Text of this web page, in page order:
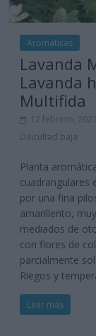
Aromáticas
Lavanda
Lavanda
Multifida
12 febrero, 2021
Dificultad baja
Planta
cuadrangulares
por una fina
amarillento,
mediados de
con flores de
parcialmente
Riegos y
Leer más